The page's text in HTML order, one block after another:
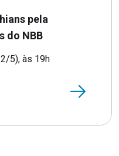
pela
do NBB
5), às 19h